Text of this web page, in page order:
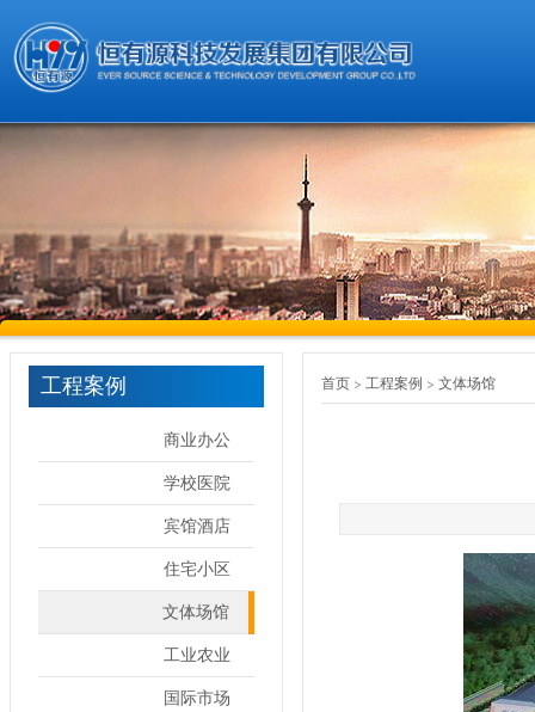
工程案例
商业办公
学校医院
宾馆酒店
住宅小区
文体场馆
工业农业
国际市场
首页 工程案例 文体场馆